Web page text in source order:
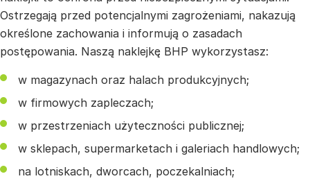
Ostrzegają przed potencjalnymi zagrożeniami, nakazują
określone zachowania i informują o zasadach
postępowania. Naszą naklejkę BHP wykorzystasz:
w magazynach oraz halach produkcyjnych;
w firmowych zapleczach;
w przestrzeniach użyteczności publicznej;
w sklepach, supermarketach i galeriach handlowych;
na lotniskach, dworcach, poczekalniach;